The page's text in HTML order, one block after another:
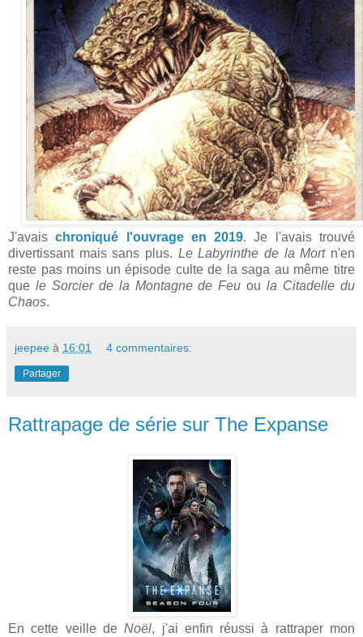
J'avaischroniqué l'ouvrage en 2019. Je l'avais trouvé
divertissant mais sans plus. Le Labyrinthe de la Mortn'en
reste pas moins un épisode culte de la saga au même titre
que le Sorcier de la Montagne de Feu oula Citadelle du
Chaos.
jeepee à 16:01 4 commentaires:
Partager
Rattrapage de série sur The Expanse
En cette veille deNoël, j'ai enfin réussi à rattraper mon